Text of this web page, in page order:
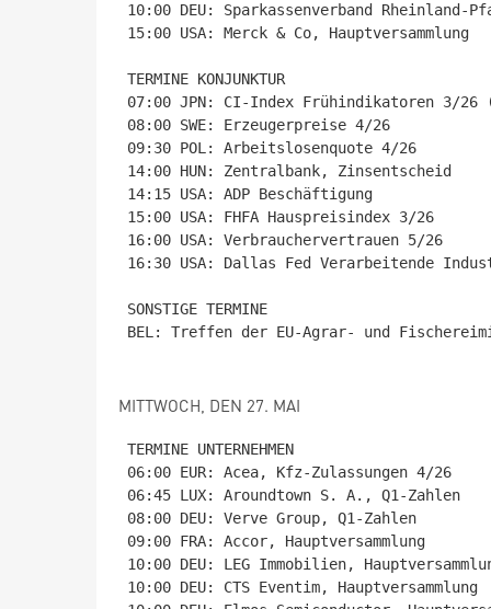
10:00 DEU: Sparkassenverband Rheinland-
15:00 USA: Merck & Co, Hauptversammlung
TERMINE KONJUNKTUR
07:00 JPN: CI-Index Frühindikatoren 3/26
08:00 SWE: Erzeugerpreise 4/26
09:30 POL: Arbeitslosenquote 4/26
14:00 HUN: Zentralbank, Zinsentscheid
14:15 USA: ADP Beschäftigung
15:00 USA: FHFA Hauspreisindex 3/26
16:00 USA: Verbrauchervertrauen 5/26
16:30 USA: Dallas Fed Verarbeitende
SONSTIGE TERMINE
BEL: Treffen der EU-Agrar- und
MITTWOCH, DEN 27. MAI
TERMINE UNTERNEHMEN
06:00 EUR: Acea, Kfz-Zulassungen 4/26
06:45 LUX: Aroundtown S. A., Q1-Zahlen
08:00 DEU: Verve Group, Q1-Zahlen
09:00 FRA: Accor, Hauptversammlung
10:00 DEU: LEG Immobilien,
10:00 DEU: CTS Eventim, Hauptversammlung